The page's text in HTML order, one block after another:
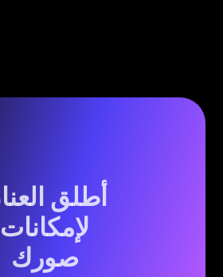
أطلق
لإمكانات
صورك